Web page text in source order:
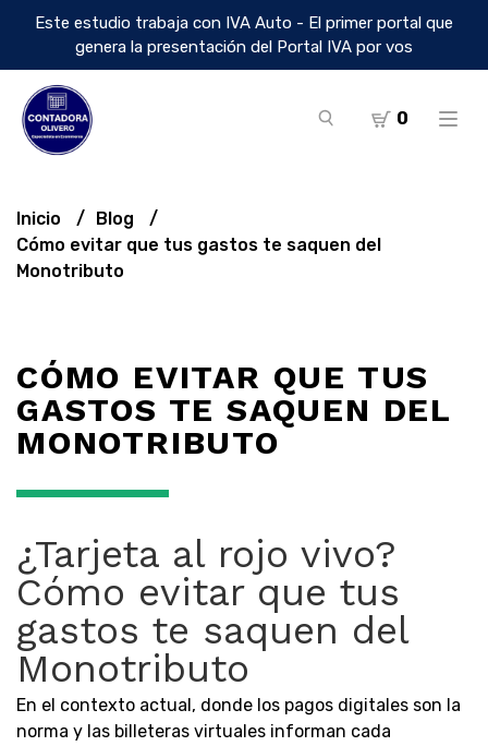
Este estudio trabaja con IVA Auto - El primer portal que
genera la presentación del Portal IVA por vos
0
Inicio
Blog
Cómo evitar que tus gastos te saquen del
Monotributo
CÓMO EVITAR QUE TUS
GASTOS TE SAQUEN DEL
MONOTRIBUTO
¿Tarjeta al rojo vivo?
Cómo evitar que tus
gastos te saquen del
Monotributo
En el contexto actual, donde los pagos digitales son la
norma y las billeteras virtuales informan cada